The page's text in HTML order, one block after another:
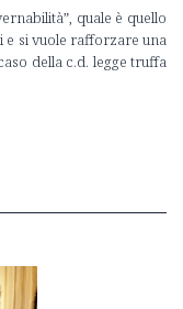
quale è quello
e si vuole rafforzare una
della c.d. legge truffa